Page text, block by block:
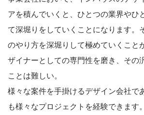
アを積んでいくと、ひとつの業界やひ
て深堀りをしていくことになります。
のやり方を深堀りして極めていくこと
ザイナーとしての専門性を磨き、その
ことは難しい。
様々な案件を手掛けるデザイン会社で
も様々なプロジェクトを経験できます